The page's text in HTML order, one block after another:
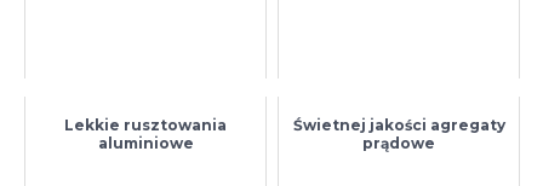
Lekkie rusztowania
aluminiowe
Świetnej jakości agregaty
prądowe